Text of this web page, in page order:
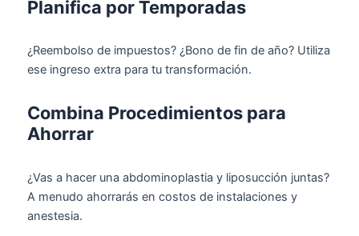
Planifica por Temporadas
¿Reembolso de impuestos? ¿Bono de fin de año? Utiliza
ese ingreso extra para tu transformación.
Combina Procedimientos para
Ahorrar
¿Vas a hacer una abdominoplastia y liposucción juntas?
A menudo ahorrarás en costos de instalaciones y
anestesia.